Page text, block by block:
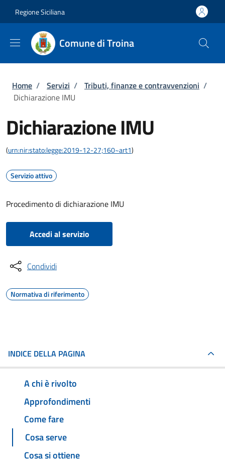
Regione Siciliana
Comune di Troina
Briciole di pane
Home / Servizi / Tributi, finanze e contravvenzioni /
Dichiarazione IMU
Dichiarazione IMU
(urn:nir:stato:legge:2019-12-27;160~art1)
Servizio attivo
Procedimento di dichiarazione IMU
Accedi al servizio
Condividi
Normativa di riferimento
INDICE DELLA PAGINA
A chi è rivolto
Approfondimenti
Come fare
Cosa serve
Cosa si ottiene